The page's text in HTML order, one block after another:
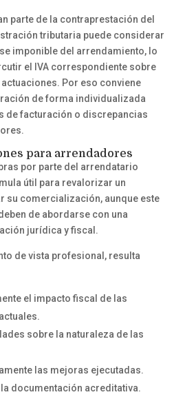
parte de la contraprestación del
tributaria puede considerar
imponible del arrendamiento, lo
el IVA correspondiente sobre
Por eso conviene
de forma individualizada
de facturación o discrepancias
para arrendadores
por parte del arrendatario
útil para revalorizar un
su comercialización, aunque este
de abordarse con una
jurídica y fiscal.
de vista profesional, resulta
el impacto fiscal de las
sobre la naturaleza de las
las mejoras ejecutadas.
documentación acreditativa.